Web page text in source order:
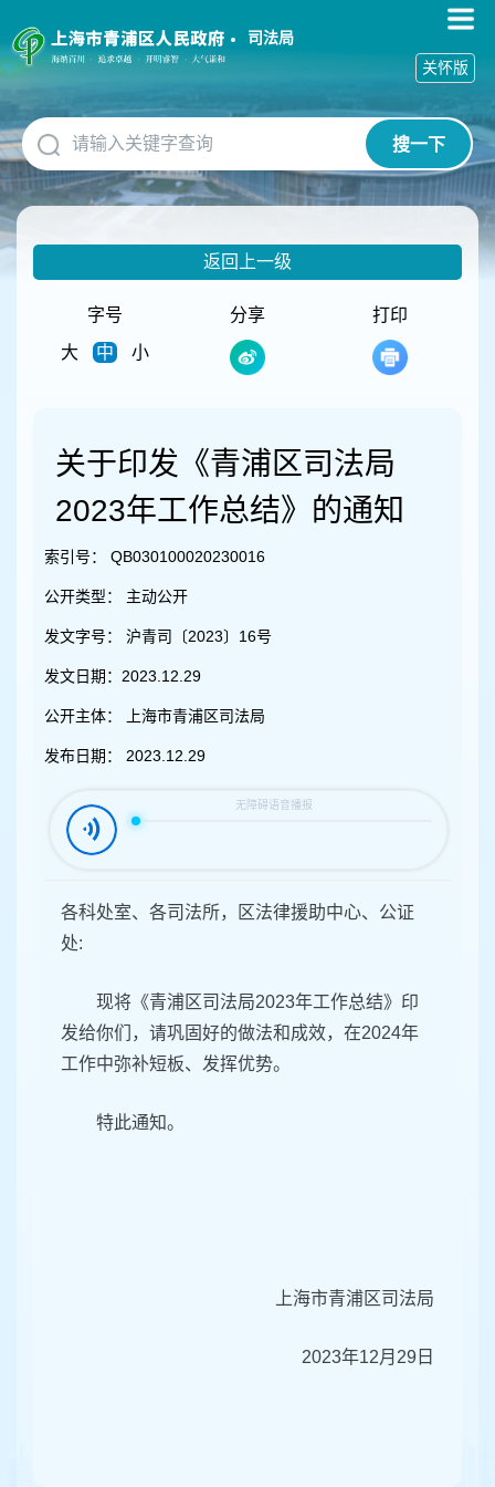
障
碍
作
说
明
跳
到
网
司法局
搜一下
关怀版
返回上一级
字号
大
中 小
分享 打印
关于印发《青浦区司法局
2023年工作总结》的通知
索引号： QB030100020230016
公开类型： 主动公开
发文字号： 沪青司〔2023〕16号
发文日期： 2023.12.29
公开主体： 上海市青浦区司法局
发布日期： 2023.12.29
各科处室、各司法所，区法律援助中心、公证
处:
现将《青浦区司法局2023年工作总结》印
发给你们，请巩固好的做法和成效，在2024年
工作中弥补短板、发挥优势。
特此通知。
上海市青浦区司法局
2023年12月29日